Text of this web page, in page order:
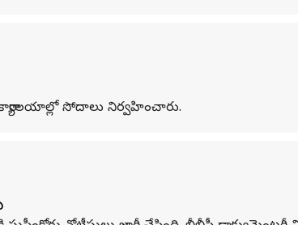
సోదాలు నిర్వహించారు.